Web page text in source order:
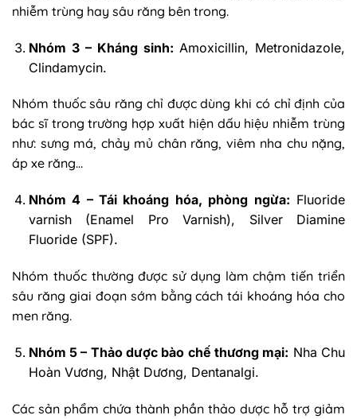
nhiễm trùng hay sâu răng bên trong.
Nhóm 3 – Kháng sinh: Amoxicillin, Metronidazole,
Clindamycin.
Nhóm thuốc sâu răng chỉ được dùng khi có chỉ định của
bác sĩ trong trường hợp xuất hiện dấu hiệu nhiễm trùng
như: sưng má, chảy mủ chân răng, viêm nha chu nặng,
áp xe răng…
Nhóm 4 – Tái khoáng hóa, phòng ngừa: Fluoride
varnish (Enamel Pro Varnish), Silver Diamine
Fluoride (SPF).
Nhóm thuốc thường được sử dụng làm chậm tiến triển
sâu răng giai đoạn sớm bằng cách tái khoáng hóa cho
men răng.
Nhóm 5 – Thảo dược bào chế thương mại: Nha Chu
Hoàn Vương, Nhật Dương, Dentanalgi.
Các sản phẩm chứa thành phần thảo dược hỗ trợ giảm